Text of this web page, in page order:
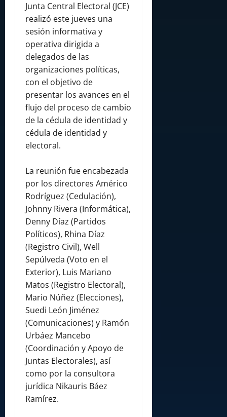
Junta Central Electoral (JCE)
realizó este jueves una
sesión informativa y
operativa dirigida a
delegados de las
organizaciones políticas,
con el objetivo de
presentar los avances en el
flujo del proceso de cambio
de la cédula de identidad y
cédula de identidad y
electoral.
La reunión fue encabezada
por los directores Américo
Rodríguez (Cedulación),
Johnny Rivera (Informática),
Denny Díaz (Partidos
Políticos), Rhina Díaz
(Registro Civil), Well
Sepúlveda (Voto en el
Exterior), Luis Mariano
Matos (Registro Electoral),
Mario Núñez (Elecciones),
Suedi León Jiménez
(Comunicaciones) y Ramón
Urbáez Mancebo
(Coordinación y Apoyo de
Juntas Electorales), así
como por la consultora
jurídica Nikauris Báez
Ramírez.